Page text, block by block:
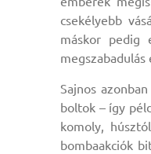
csekélyebb
máskor pedig
megszabadulás
Sajnos
boltok – így
komoly,
bombaakciók